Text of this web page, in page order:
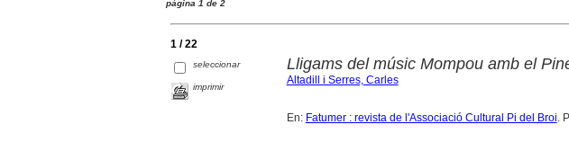
página 1 de 2
1 / 22
seleccionar
imprimir
Lligams del músic Mompou amb el
Altadill i Serres, Carles
En: Fatumer : revista de l'Associació Cultural Pi del Broi.